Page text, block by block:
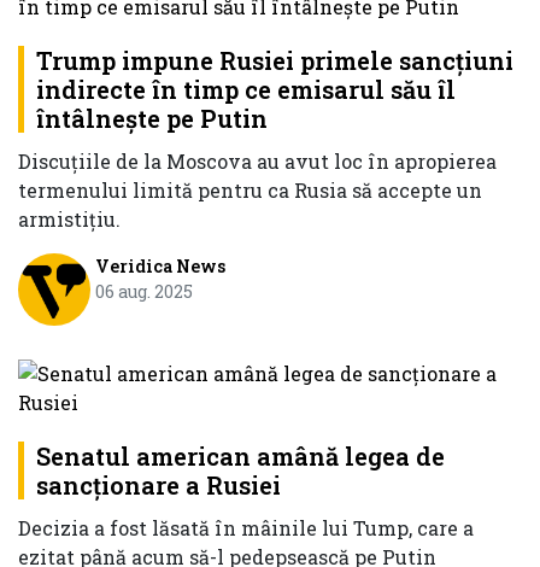
Trump impune Rusiei primele sancțiuni
indirecte în timp ce emisarul său îl
întâlnește pe Putin
Discuțiile de la Moscova au avut loc în apropierea
termenului limită pentru ca Rusia să accepte un
armistițiu.
Veridica News
06 aug. 2025
Senatul american amână legea de
sancţionare a Rusiei
Decizia a fost lăsată în mâinile lui Tump, care a
ezitat până acum să-l pedepsească pe Putin